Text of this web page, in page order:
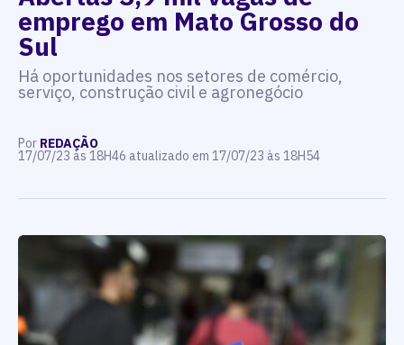
emprego em Mato Grosso do
Sul
Há oportunidades nos setores de comércio,
serviço, construção civil e agronegócio
Por REDAÇÃO
17/07/23 às 18H46 atualizado em 17/07/23 às 18H54